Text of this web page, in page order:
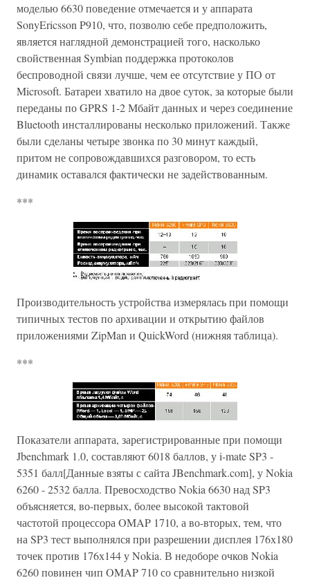
моделью 6630 поведение отмечается и у аппарата
SonyEricsson P910, что, позволю себе предположить,
является наглядной демонстрацией того, насколько
свойственная Symbian поддержка протоколов
беспроводной связи лучше, чем ее отсутствие у ПО от
Microsoft. Батареи хватило на двое суток, за которые были
переданы по GPRS 1-2 Мбайт данных и через соединение
Bluetooth инсталлированы несколько приложений. Также
были сделаны четыре звонка по 30 минут каждый,
притом не сопровождавшихся разговором, то есть
динамик оставался фактически не задействованным.
***
Производительность устройства измерялась при помощи
типичных тестов по архивации и открытию файлов
приложениями ZipMan и QuickWord (нижняя таблица).
***
Показатели аппарата, зарегистрированные при помощи
Jbenchmark 1.0, составляют 6018 баллов, у i-mate SP3 -
5351 балл[Данные взяты с сайта JBenchmark.com], у Nokia
6260 - 2532 балла. Превосходство Nokia 6630 над SP3
объясняется, во-первых, более высокой тактовой
частотой процессора OMAP 1710, а во-вторых, тем, что
на SP3 тест выполнялся при разрешении дисплея 176х180
точек против 176х144 у Nokia. В недоборе очков Nokia
6260 повинен чип OMAP 710 со сравнительно низкой